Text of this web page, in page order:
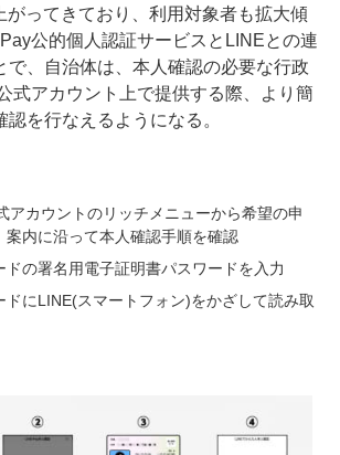
がってきており、利用対象者も拡大傾
公的個人認証サービスとLINEとの連
で、自治体は、本人確認の必要な行政
式アカウント上で提供する際、より簡
を行なえるようになる。
アカウントのリッチメニューから希望の申
案内に沿って本人確認手順を確認
ドの署名用電子証明書パスワードを入力
ドにLINE(スマートフォン)をかざして読み取